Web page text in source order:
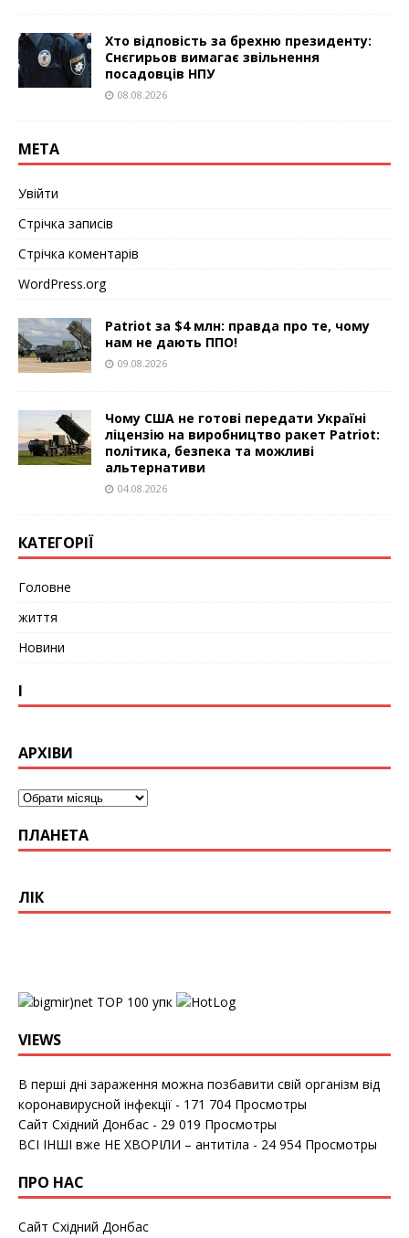
Хто відповість за брехню президенту:
Снєгирьов вимагає звільнення
посадовців НПУ
08.08.2026
МЕТА
Увійти
Стрічка записів
Стрічка коментарів
WordPress.org
Patriot за $4 млн: правда про те, чому
нам не дають ППО!
09.08.2026
Чому США не готові передати Україні
ліцензію на виробництво ракет Patriot:
політика, безпека та можливі
альтернативи
04.08.2026
КАТЕГОРІЇ
Головне
життя
Новини
І
АРХІВИ
ПЛАНЕТА
ЛІК
упк
VIEWS
В перші дні зараження можна позбавити свій організм від
коронавирусной інфекції - 171 704 Просмотры
Сайт Східний Донбас - 29 019 Просмотры
ВСІ ІНШІ вже НЕ ХВОРІЛИ – антитіла - 24 954 Просмотры
ПРО НАС
Сайт Східний Донбас